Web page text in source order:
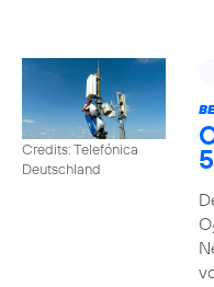
Credits: Telefónica
Deutschland
O